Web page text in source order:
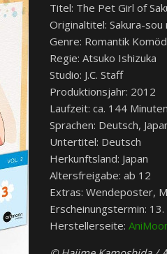
Titel: The Pet Girl of
Originaltitel: Sakura-
Genre: Romantik
Regie: Atsuko Ishizuka
Studio: J.C. Staff
Produktionsjahr: 2012
Laufzeit: ca. 144 Minuten
Sprachen: Deutsch,
Untertitel: Deutsch
Herkunftsland: Japan
Altersfreigabe: ab 12
Extras: Wendeposter,
Erscheinungstermin:
Herstellerseite: